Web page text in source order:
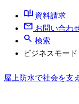
book_ribbon 資料請求
mail お問い合わ
search 検索
ビジネスモード
屋上防水で社会を支